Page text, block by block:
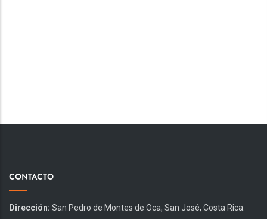
CONTACTO
Dirección: San Pedro de Montes de Oca, San José, Costa Rica.